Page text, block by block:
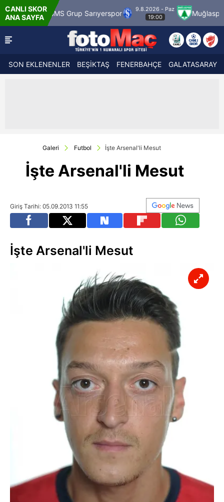
CANLI SKOR
ANA SAYFA
SMS Grup Sarıyerspor
9.8.2026 - Paz
19:00
Muğlaspor
SON EKLENENLER BEŞİKTAŞ FENERBAHÇE GALATASARAY
Galeri Futbol İşte Arsenal'li Mesut
İşte Arsenal'li Mesut
Giriş Tarihi: 05.09.2013 11:55
İşte Arsenal'li Mesut